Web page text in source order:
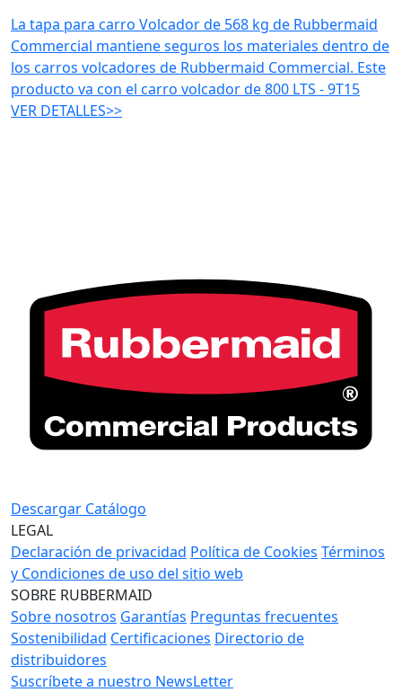
La tapa para carro Volcador de 568 kg de Rubbermaid
Commercial mantiene seguros los materiales dentro de
los carros volcadores de Rubbermaid Commercial. Este
producto va con el carro volcador de 800 LTS - 9T15
VER DETALLES>>
Descargar Catálogo
LEGAL
Declaración de privacidad Política de Cookies Términos
y Condiciones de uso del sitio web
SOBRE RUBBERMAID
Sobre nosotros Garantías Preguntas frecuentes
Sostenibilidad Certificaciones Directorio de
distribuidores
Suscríbete a nuestro NewsLetter